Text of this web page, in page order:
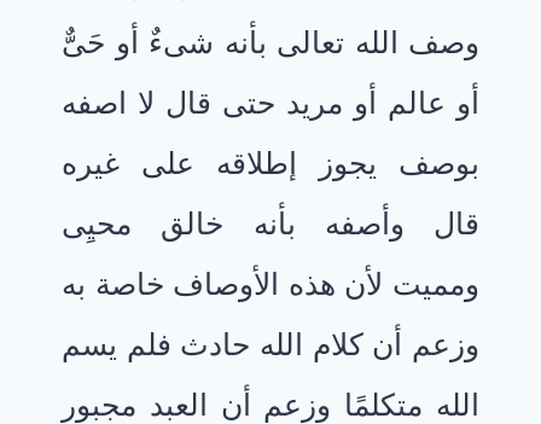
وصف الله تعالى بأنه شىءٌ أو حَىٌّ
أو عالم أو مريد حتى قال لا اصفه
بوصف يجوز إطلاقه على غيره
قال وأصفه بأنه خالق محيِى
ومميت لأن هذه الأوصاف خاصة به
وزعم أن كلام الله حادث فلم يسم
الله متكلمًا وزعم أن العبد مجبور